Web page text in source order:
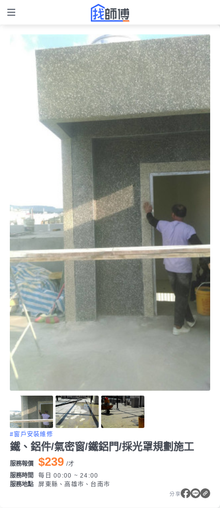
#窗戶安裝維修
鐵、鋁件/氣密窗/鐵鋁門/採光罩規劃施工
服務報價 $239 /才
服務時間
每日 00:00 ~ 24:00
服務地點
屏東縣、高雄市、台南市
分享